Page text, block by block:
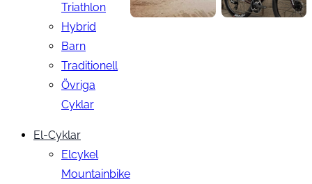
Triathlon
Hybrid
Barn
Traditionell
Övriga
Cyklar
El-Cyklar
Elcykel
Mountainbike